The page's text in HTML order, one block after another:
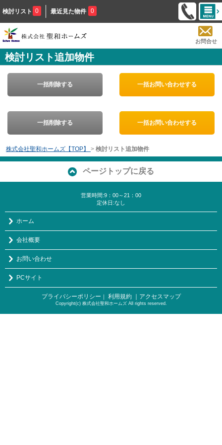
検討リスト 0 最近見た物件 0
お問合せ
検討リスト追加物件
一括削除する 一括お問い合わせする
一括削除する 一括お問い合わせする
株式会社聖和ホームズ【TOP】 > 検討リスト追加物件
ページトップに戻る
営業時間:9：00～21：00
定休日:なし
ホーム
会社概要
お問い合わせ
PCサイト
プライバシーポリシー ｜ 利用規約 ｜アクセスマップ
Copyright(c) 株式会社聖和ホームズ All rights reserved.